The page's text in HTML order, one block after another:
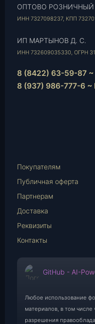
ОПТОВО РОЗНИЧНЫЙ
ИНН 7327098237, КПП
ИП МАРТЫНОВ Д. С.
ИНН 732609035330, ОГРН
8 (8422) 63-59-87
8 (937) 986-777-6 ~
Mail
Покупателям
Публичная оферта
Партнерам
Доставка
Реквизиты
Контакты
GitHub - AI-
Любое использование
материалов, в том числе
разрешения